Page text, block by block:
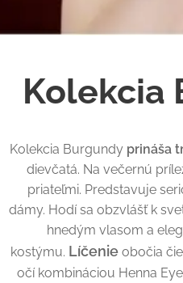
Kolekcia
Kolekcia Burgundy prináša
dievčatá. Na večernú
priateľmi. Predstavuje
dámy. Hodí sa obzvlášť k
hnedým vlasom a
kostýmu. Líčenie obočia
očí kombináciou Henna